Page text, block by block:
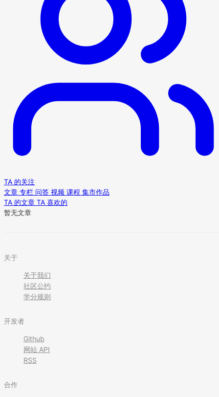
TA 的关注
文章 专栏 问答 视频 课程 集市作品
TA 的文章 TA 喜欢的
暂无文章
关于
关于我们
社区公约
学分规则
开发者
Github
网站 API
RSS
合作